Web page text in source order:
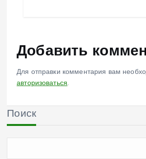
Добавить
Для отправки комментария вам
авторизоваться.
Поиск